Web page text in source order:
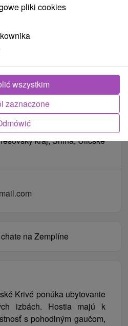
kraj, Snina, Uličské
na Zemplíne
Krivé ponúka ubytovanie
izbách. Hostia majú k
s pohodlným gaučom,
pliki cookies
zaznaczone
wszystkim